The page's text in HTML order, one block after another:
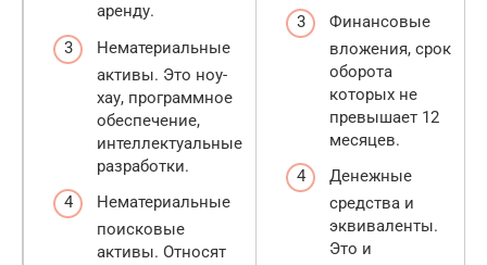
аренду.
Нематериальные
активы. Это ноу-
хау, программное
обеспечение,
интеллектуальные
разработки.
Нематериальные
поисковые
активы. Относят
Финансовые
вложения, срок
оборота
которых не
превышает 12
месяцев.
Денежные
средства и
эквиваленты.
Это и